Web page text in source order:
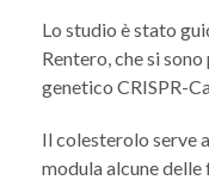
Lo studio è stato
Rentero, che si
genetico CRISPR-
Il colesterolo serve
modula alcune